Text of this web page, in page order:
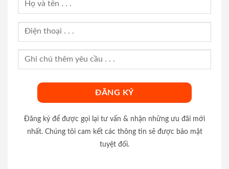
Đăng ký để được gọi lại tư vấn & nhận những ưu đãi mới
nhất. Chúng tôi cam kết các thông tin sẽ được bảo mật
tuyệt đối.